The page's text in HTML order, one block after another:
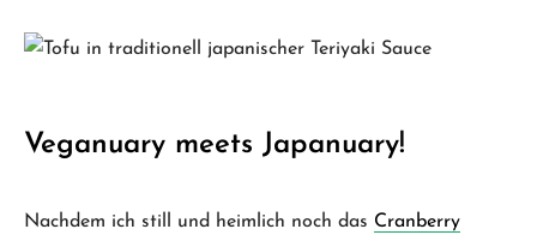
Veganuary meets Japanuary!
Nachdem ich still und heimlich noch das Cranberry